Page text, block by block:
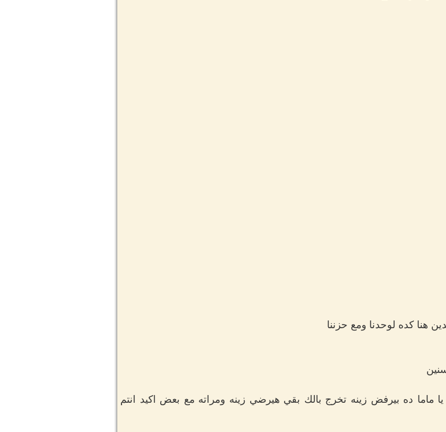
هنا كده لوحدنا ومع حزننا
ده بيرفض زينه تخرج بالك بقي هيرضي زينه ومراته مع بعض اكيد انتم